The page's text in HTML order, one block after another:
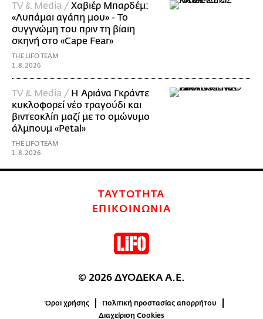
TV & Media / Χαβιέρ Μπαρδέμ:
«Λυπάμαι αγάπη μου» - Το
συγγνώμη του πριν τη βίαιη
σκηνή στο «Cape Fear»
THE LIFO TEAM
1.8.2026
TV & Media / Η Αριάνα Γκράντε
κυκλοφορεί νέο τραγούδι και
βιντεοκλίπ μαζί με το ομώνυμο
άλμπουμ «Petal»
THE LIFO TEAM
1.8.2026
ΤΑΥΤΟΤΗΤΑ
ΕΠΙΚΟΙΝΩΝΙΑ
© 2026 ΔΥΟΔΕΚΑ Α.Ε.
Όροι χρήσης
Πολιτική προστασίας απορρήτου
Διαχείριση Cookies